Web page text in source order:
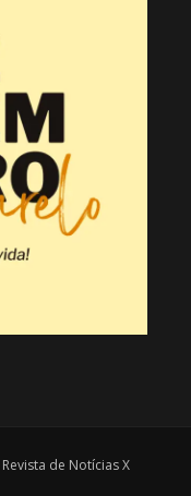
Revista de Notícias X